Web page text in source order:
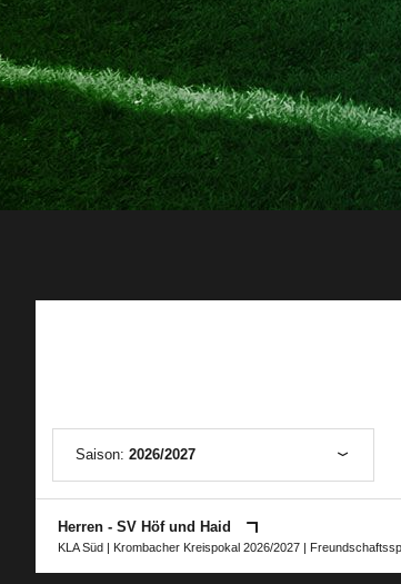
Saison: 2026/2027
Herren - SV Höf und Haid
KLA Süd | Krombacher Kreispokal 2026/2027 |